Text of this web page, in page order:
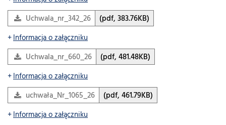
Uchwala_nr_342_26
(pdf, 383.76KB)
Informacja o załączniku
Uchwala_nr_660_26
(pdf, 481.48KB)
Informacja o załączniku
uchwała_Nr_1065_26
(pdf, 461.79KB)
Informacja o załączniku